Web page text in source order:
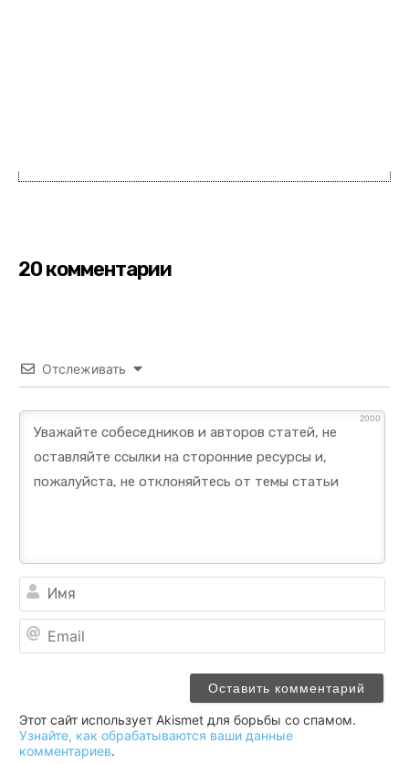
20 комментарии
Отслеживать
2000
Этот сайт использует Akismet для борьбы со спамом.
Узнайте, как обрабатываются ваши данные
комментариев.